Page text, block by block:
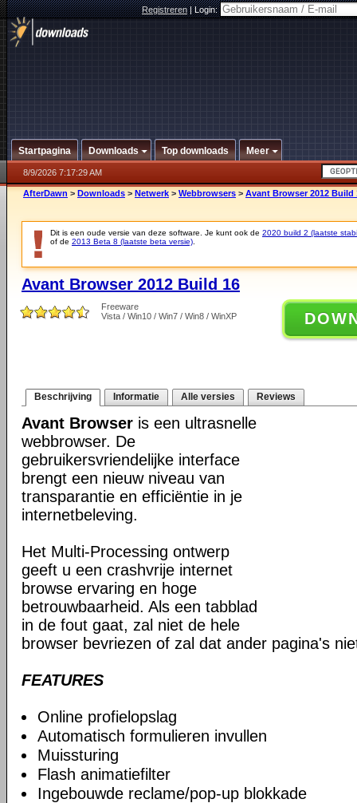
Registreren|Login:
Startpagina Downloads Top downloads Meer
8/9/2026 7:17:29 AM
AfterDawn > Downloads > Netwerk > Webbrowsers > Avant Browser 2012 Build
Dit is een oude versie van deze software. Je kunt ook de 2020 build 2 (laatste
of de 2013 Beta 8 (laatste beta versie)
Avant Browser 2012 Build 16
Freeware
Vista / Win10 / Win7 / Win8 / WinXP
Beschrijving Informatie Alle versies Reviews
Avant Browser is een ultrasnelle
webbrowser. De
gebruikersvriendelijke interface
brengt een nieuw niveau van
transparantie en efficiëntie in je
internetbeleving.
Het Multi-Processing ontwerp
geeft u een crashvrije internet
browse ervaring en hoge
betrouwbaarheid. Als een tabblad
in de fout gaat, zal niet de hele
browser bevriezen of zal dat ander pagina's
FEATURES
Online profielopslag
Automatisch formulieren invullen
Muissturing
Flash animatiefilter
Ingebouwde reclame/pop-up blokkade